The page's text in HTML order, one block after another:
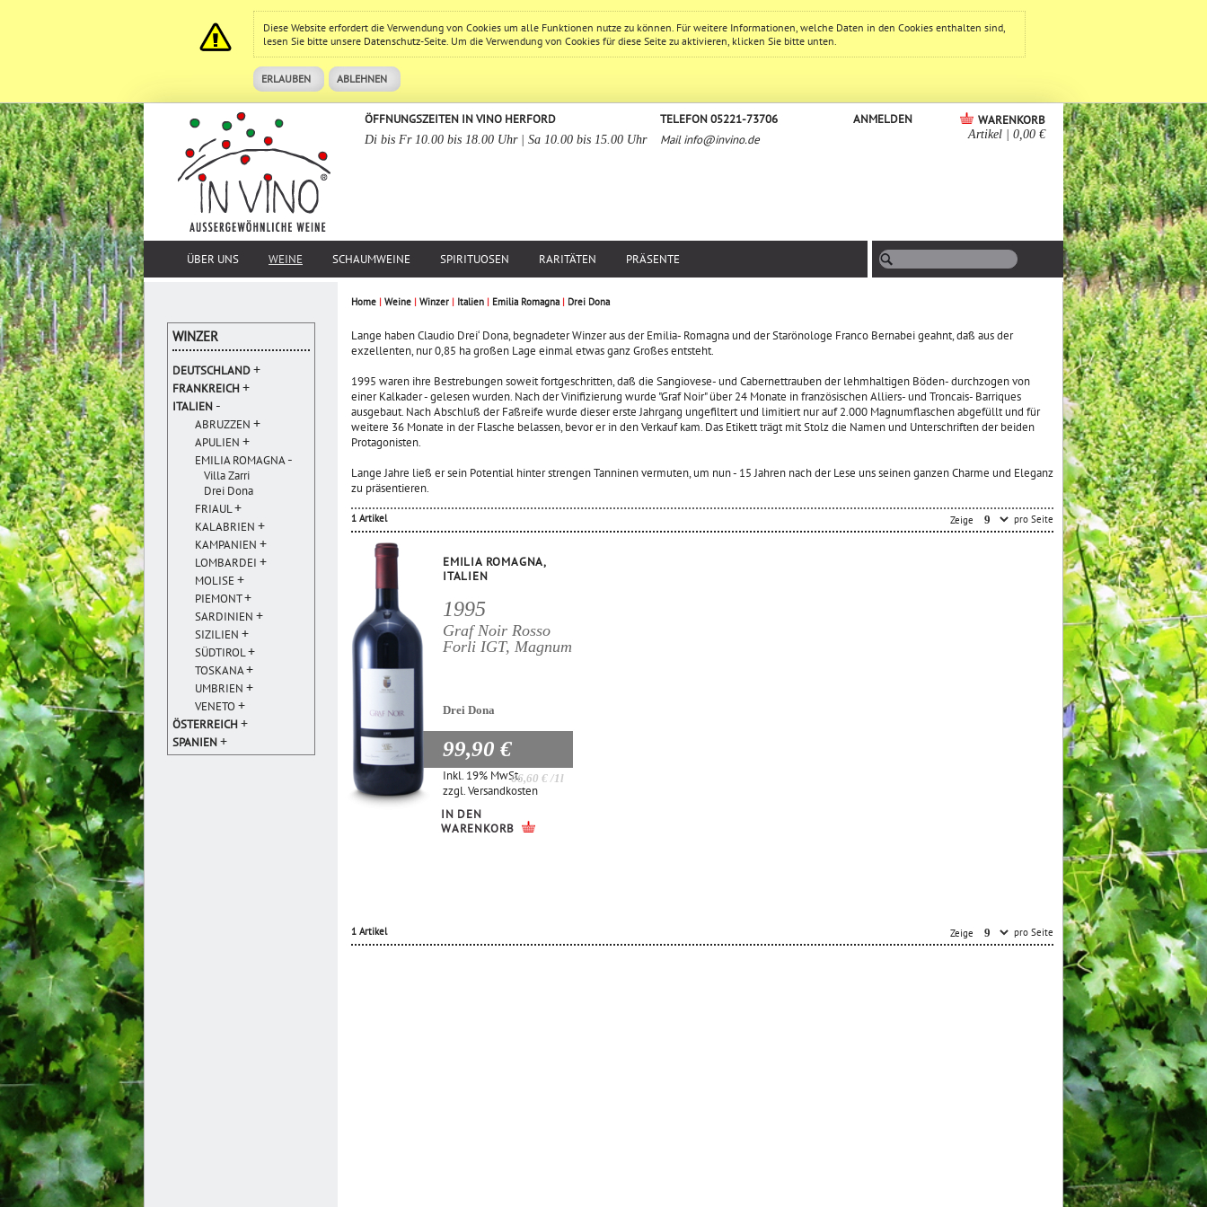
Diese Website erfordert die Verwendung von Cookies um alle Funktionen nutze zu können. Für weitere Informationen, welche Daten in den Cookies enthalten sind,
lesen Sie bitte unsere Datenschutz-Seite. Um die Verwendung von Cookies für diese Seite zu aktivieren, klicken Sie bitte unten.
ERLAUBEN ABLEHNEN
ÖFFNUNGSZEITEN IN VINO HERFORD
Di bis Fr 10.00 bis 18.00 Uhr | Sa 10.00 bis 15.00 Uhr
TELEFON 05221-73706
Mailinfo@invino.de
WARENKORB
Artikel 0,00 €
ANMELDEN
ÜBER UNS WEINE SCHAUMWEINE SPIRITUOSEN RARITÄTEN PRÄSENTE
Home | Weine | Winzer | Italien | Emilia Romagna | Drei Dona
Lange haben Claudio Drei‘ Dona, begnadeter Winzer aus der Emilia- Romagna und der Starönologe Franco Bernabei geahnt, daß aus der
exzellenten, nur 0,85 ha großen Lage einmal etwas ganz Großes entsteht.
1995 waren ihre Bestrebungen soweit fortgeschritten, daß die Sangiovese- und Cabernettrauben der lehmhaltigen Böden- durchzogen von
einer Kalkader - gelesen wurden. Nach der Vinifizierung wurde "Graf Noir" über 24 Monate in französischen Alliers- und Troncais- Barriques
ausgebaut. Nach Abschluß der Faßreife wurde dieser erste Jahrgang ungefiltert und limitiert nur auf 2.000 Magnumflaschen abgefüllt und für
weitere 36 Monate in der Flasche belassen, bevor er in den Verkauf kam. Das Etikett trägt mit Stolz die Namen und Unterschriften der beiden
Protagonisten.
Lange Jahre ließ er sein Potential hinter strengen Tanninen vermuten, um nun - 15 Jahren nach der Lese uns seinen ganzen Charme und Eleganz
zu präsentieren.
1 Artikel Zeige pro Seite
EMILIA ROMAGNA,
ITALIEN
1995
Graf Noir Rosso
Forli IGT, Magnum
Drei Dona
99,90 €
66,60 € /1l
Inkl. 19% MwSt.
zzgl.Versandkosten
IN DEN
WARENKORB
1 Artikel Zeige pro Seite
WINZER
DEUTSCHLAND+
FRANKREICH+
ITALIEN -
ABRUZZEN +
APULIEN +
EMILIA ROMAGNA -
Villa Zarri
Drei Dona
FRIAUL+
KALABRIEN +
KAMPANIEN +
LOMBARDEI +
MOLISE+
PIEMONT+
SARDINIEN +
SIZILIEN +
SÜDTIROL+
TOSKANA+
UMBRIEN +
VENETO+
ÖSTERREICH+
SPANIEN+